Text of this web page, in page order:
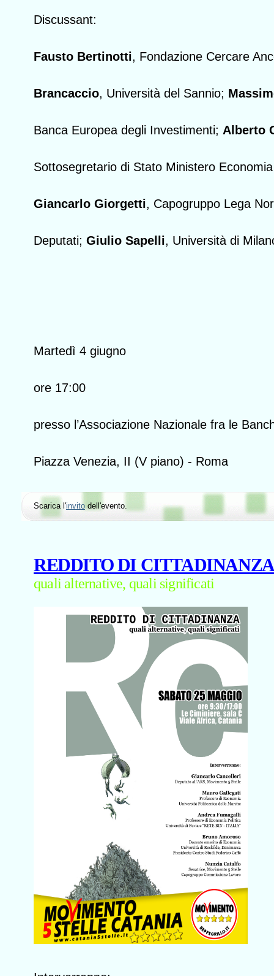
Discussant:
Fausto Bertinotti, Fondazione Cercare
Brancaccio, Università del Sannio;
Banca Europea degli Investimenti; Alberto
Sottosegretario di Stato Ministero
Giancarlo Giorgetti, Capogruppo Lega
Deputati; Giulio Sapelli, Università di
Martedì 4 giugno
ore 17:00
presso l’Associazione Nazionale fra le
Piazza Venezia, II (V piano) - Roma
Scarica l'invito dell'evento.
REDDITO DI CITTADINANZA
quali alternative, quali significati